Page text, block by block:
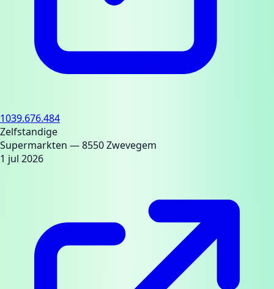
1039.676.484
Zelfstandige
Supermarkten — 8550 Zwevegem
1 jul 2026